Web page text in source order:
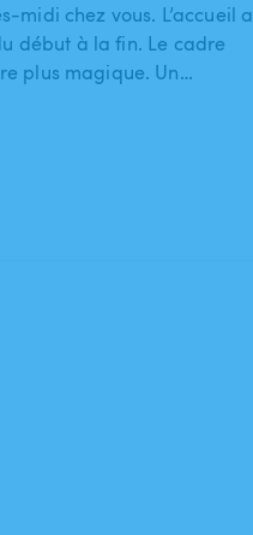
midi chez vous. L’accueil a
début à la fin. Le cadre
plus magique. Un…